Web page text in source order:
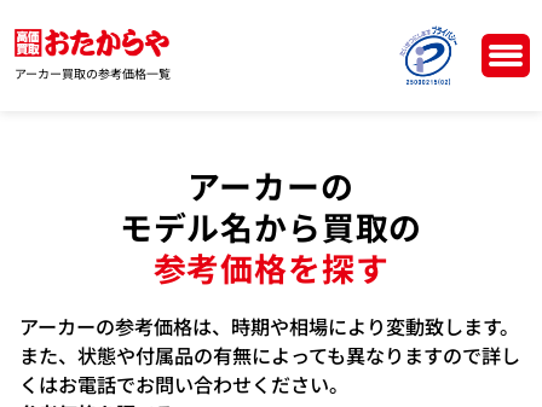
アーカー買取の参考価格一覧
アーカーの
モデル名から買取の
参考価格を探す
アーカーの参考価格は、時期や相場により変動致します。
また、状態や付属品の有無によっても異なりますので詳し
くはお電話でお問い合わせください。